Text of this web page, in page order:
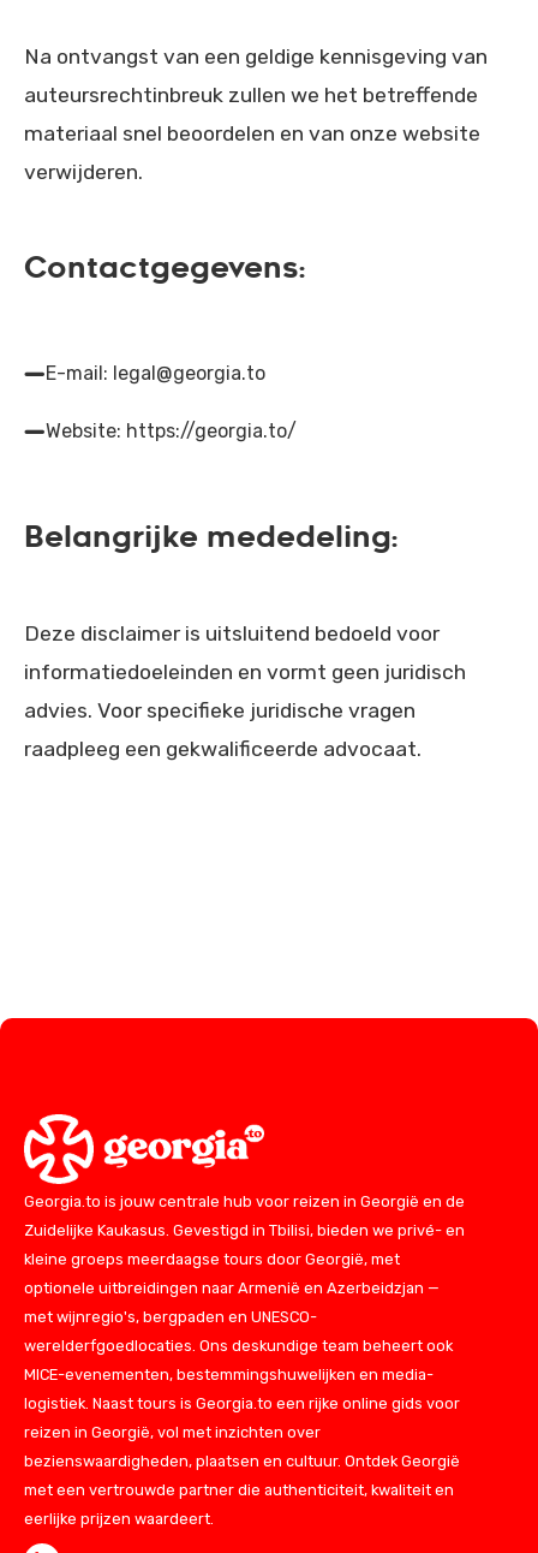
Na ontvangst van een geldige kennisgeving van
auteursrechtinbreuk zullen we het betreffende
materiaal snel beoordelen en van onze website
verwijderen.
Contactgegevens:
E-mail: legal@georgia.to
Website: https://georgia.to/
Belangrijke mededeling:
Deze disclaimer is uitsluitend bedoeld voor
informatiedoeleinden en vormt geen juridisch
advies. Voor specifieke juridische vragen
raadpleeg een gekwalificeerde advocaat.
Georgia.to is jouw centrale hub voor reizen in Georgië en de
Zuidelijke Kaukasus. Gevestigd in Tbilisi, bieden we privé- en
kleine groeps meerdaagse tours door Georgië, met
optionele uitbreidingen naar Armenië en Azerbeidzjan —
met wijnregio's, bergpaden en UNESCO-
werelderfgoedlocaties. Ons deskundige team beheert ook
MICE-evenementen, bestemmingshuwelijken en media-
logistiek. Naast tours is Georgia.to een rijke online gids voor
reizen in Georgië, vol met inzichten over
bezienswaardigheden, plaatsen en cultuur. Ontdek Georgië
met een vertrouwde partner die authenticiteit, kwaliteit en
eerlijke prijzen waardeert.